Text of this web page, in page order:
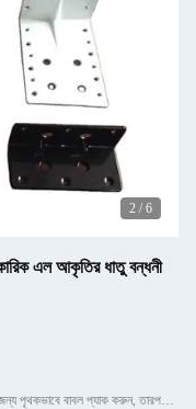
2 / 6
এল আকৃতির ধাতু বন্ধনী
প্যাকেজিং বিবরণ: পরিবহনে ক্ষতিকারক এবং স্ক্র্যাচ থেকে রক্ষা করার জন্য পৃথকভাবে বাবল প্যাক করুন, তারপরে শক্ত কাগজে